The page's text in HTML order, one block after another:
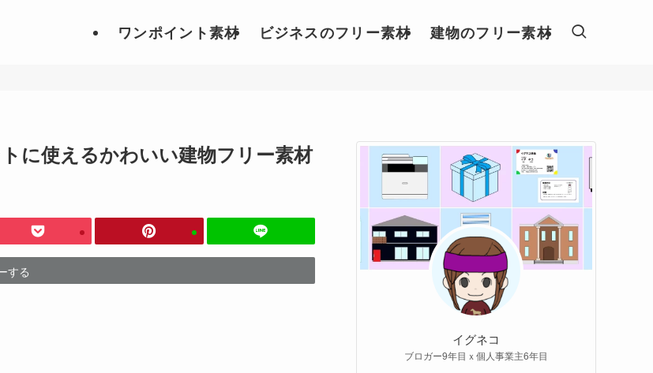
ワンポイント素材 ビジネスのフリー素材 建物のフリー素材
に使えるかわいい建物フリー素材
する
イグネコ
ブロガー9年目ｘ個人事業主6年目